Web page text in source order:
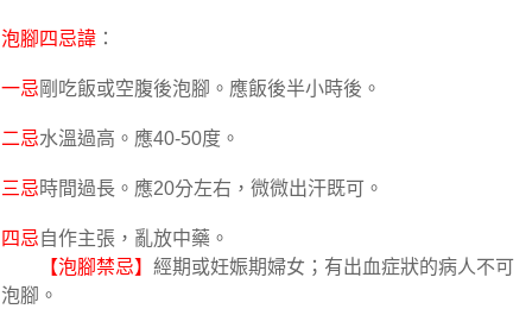
泡腳四忌諱 ：
一忌 剛吃飯或空腹後泡腳。應飯後半小時後。
二忌水溫過高。應40-50度。
三忌時間過長。應20分左右，微微出汗既可。
四忌自作主張，亂放中藥。
【泡腳禁忌】 經期或妊娠期婦女；有出血症狀的病人不可
泡腳。